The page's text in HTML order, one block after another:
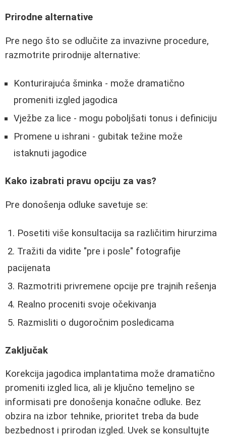
Prirodne alternative
Pre nego što se odlučite za invazivne procedure,
razmotrite prirodnije alternative:
Konturirajuća šminka - može dramatično
promeniti izgled jagodica
Vježbe za lice - mogu poboljšati tonus i definiciju
Promene u ishrani - gubitak težine može
istaknuti jagodice
Kako izabrati pravu opciju za vas?
Pre donošenja odluke savetuje se:
Posetiti više konsultacija sa različitim hirurzima
Tražiti da vidite "pre i posle" fotografije
pacijenata
Razmotriti privremene opcije pre trajnih rešenja
Realno proceniti svoje očekivanja
Razmisliti o dugoročnim posledicama
Zaključak
Korekcija jagodica implantatima može dramatično
promeniti izgled lica, ali je ključno temeljno se
informisati pre donošenja konačne odluke. Bez
obzira na izbor tehnike, prioritet treba da bude
bezbednost i prirodan izgled. Uvek se konsultujte